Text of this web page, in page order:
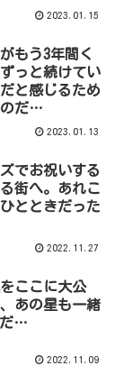
2023.01.15
もう3年間く
っと続けてい
と感じるため
のだ…
2023.01.13
でお祝いする
街へ。あれこ
とときだった
2022.11.27
ここに大公
あの星も一緒
だ…
2022.11.09